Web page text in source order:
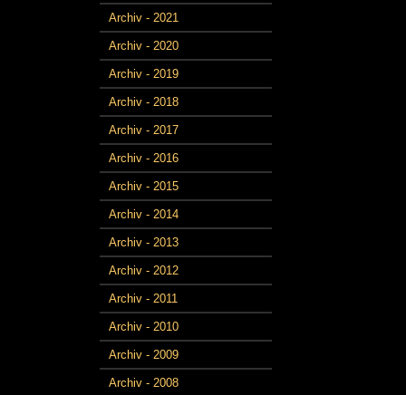
Archiv - 2021
Archiv - 2020
Archiv - 2019
Archiv - 2018
Archiv - 2017
Archiv - 2016
Archiv - 2015
Archiv - 2014
Archiv - 2013
Archiv - 2012
Archiv - 2011
Archiv - 2010
Archiv - 2009
Archiv - 2008